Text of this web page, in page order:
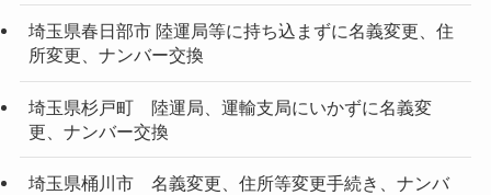
埼玉県春日部市 陸運局等に持ち込まずに名義変更、住
所変更、ナンバー交換
埼玉県杉戸町 陸運局、運輸支局にいかずに名義変
更、ナンバー交換
埼玉県桶川市 名義変更、住所等変更手続き、ナンバ